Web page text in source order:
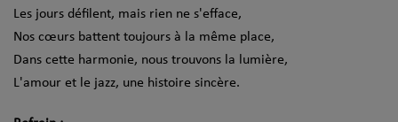
Les jours défilent, mais rien ne s'efface,
Nos cœurs battent toujours à la même place,
Dans cette harmonie, nous trouvons la lumière,
L'amour et le jazz, une histoire sincère.